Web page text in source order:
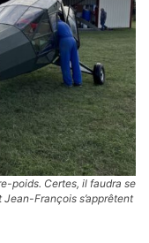
poids. Certes, il faudra se
Jean-François s’apprêtent